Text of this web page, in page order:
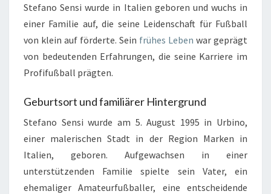
Stefano Sensi wurde in Italien geboren und wuchs in
einer Familie auf, die seine Leidenschaft für Fußball
von klein auf förderte. Sein frühes Leben war geprägt
von bedeutenden Erfahrungen, die seine Karriere im
Profifußball prägten.
Geburtsort und familiärer Hintergrund
Stefano Sensi wurde am 5. August 1995 in Urbino,
einer malerischen Stadt in der Region Marken in
Italien, geboren. Aufgewachsen in einer
unterstützenden Familie spielte sein Vater, ein
ehemaliger Amateurfußballer, eine entscheidende